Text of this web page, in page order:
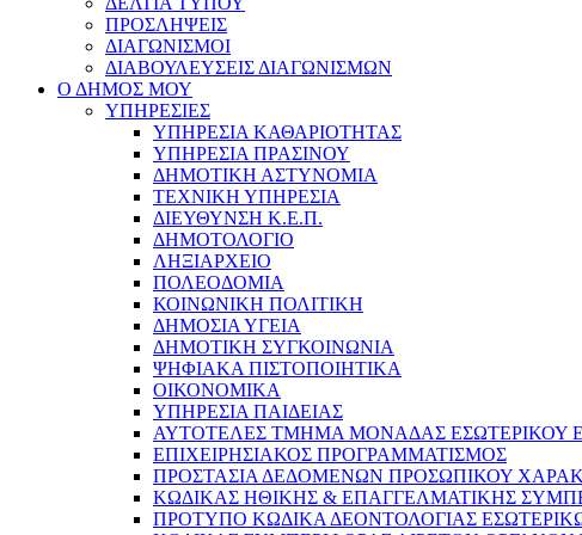
ΠΡΟΣΛΗΨΕΙΣ
ΔΙΑΓΩΝΙΣΜΟΙ
ΔΙΑΒΟΥΛΕΥΣΕΙΣ ΔΙΑΓΩΝΙΣΜΩΝ
Ο ΔΗΜΟΣ ΜΟΥ
ΥΠΗΡΕΣΙΕΣ
ΥΠΗΡΕΣΙΑ ΚΑΘΑΡΙΟΤΗΤΑΣ
ΥΠΗΡΕΣΙΑ ΠΡΑΣΙΝΟΥ
ΔΗΜΟΤΙΚΗ ΑΣΤΥΝΟΜΙΑ
ΤΕΧΝΙΚΗ ΥΠΗΡΕΣΙΑ
ΔΙΕΥΘΥΝΣΗ Κ.Ε.Π.
ΔΗΜΟΤΟΛΟΓΙΟ
ΛΗΞΙΑΡΧΕΙΟ
ΠΟΛΕΟΔΟΜΙΑ
ΚΟΙΝΩΝΙΚΗ ΠΟΛΙΤΙΚΗ
ΔΗΜΟΣΙΑ ΥΓΕΙΑ
ΔΗΜΟΤΙΚΗ ΣΥΓΚΟΙΝΩΝΙΑ
ΨΗΦΙΑΚΑ ΠΙΣΤΟΠΟΙΗΤΙΚΑ
ΟΙΚΟΝΟΜΙΚΑ
ΥΠΗΡΕΣΙΑ ΠΑΙΔΕΙΑΣ
ΑΥΤΟΤΕΛΕΣ ΤΜΗΜΑ ΜΟΝΑΔΑΣ ΕΣΩΤΕΡΙΚΟΥ
ΕΠΙΧΕΙΡΗΣΙΑΚΟΣ ΠΡΟΓΡΑΜΜΑΤΙΣΜΟΣ
ΠΡΟΣΤΑΣΙΑ ΔΕΔΟΜΕΝΩΝ ΠΡΟΣΩΠΙΚΟΥ
ΚΩΔΙΚΑΣ ΗΘΙΚΗΣ & ΕΠΑΓΓΕΛΜΑΤΙΚΗΣ
ΠΡΟΤΥΠΟ ΚΩΔΙΚΑ ΔΕΟΝΤΟΛΟΓΙΑΣ